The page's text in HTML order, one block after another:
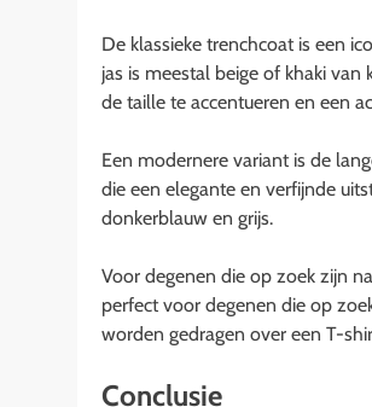
De klassieke trenchcoat is een
jas is meestal beige of khaki
de taille te accentueren en een
Een modernere variant is de
die een elegante en verfijnde
donkerblauw en grijs.
Voor degenen die op zoek zijn
perfect voor degenen die op
worden gedragen over een T-
Conclusie